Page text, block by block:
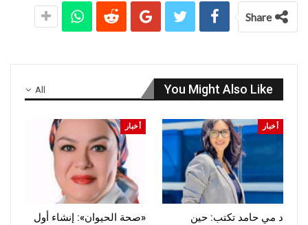
Share
All You Might Also Like
أخبار
د مي حامد تكتب: حين
أخبار
«صحة الحيوان»: إنشاء أول